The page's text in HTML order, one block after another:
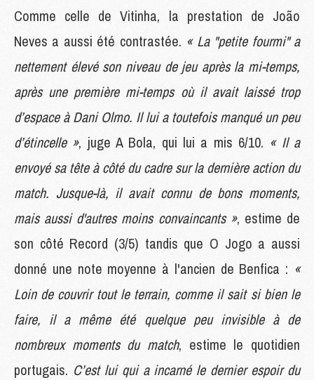
Comme celle de Vitinha, la prestation de João
Neves a aussi été contrastée. « La "petite fourmi" a
nettement élevé son niveau de jeu après la mi-temps,
après une première mi-temps où il avait laissé trop
d’espace à Dani Olmo. Il lui a toutefois manqué un peu
d’étincelle », juge A Bola, qui lui a mis 6/10. « Il a
envoyé sa tête à côté du cadre sur la dernière action du
match. Jusque-là, il avait connu de bons moments,
mais aussi d'autres moins convaincants », estime de
son côté Record (3/5) tandis que O Jogo a aussi
donné une note moyenne à l'ancien de Benfica : «
Loin de couvrir tout le terrain, comme il sait si bien le
faire, il a même été quelque peu invisible à de
nombreux moments du match, estime le quotidien
portugais. C’est lui qui a incarné le dernier espoir du